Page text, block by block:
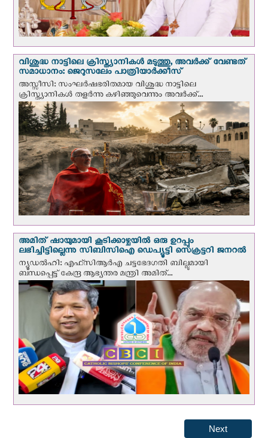
വിശുദ്ധ നാട്ടിലെ ക്രിസ്ത്യാനികൾ മടുത്തു, അവർക്ക് വേണ്ടത്
സമാധാനം: ജെറുസലേം പാത്രിയാര്‍ക്കീസ്
അസ്സീസി: സംഘര്‍ഷഭരിതമായ വിശുദ്ധ നാട്ടിലെ
ക്രിസ്ത്യാനികൾ തളര്‍ന്നു കഴിഞ്ഞുവെന്നും അവർക്ക്...
അമിത് ഷായുമായി കൂടിക്കാഴ്ചയില്‍ ഒരു ഉറപ്പും
ലഭിച്ചിട്ടില്ലെന്നു സിബിസിഐ ഡെപ്യൂട്ടി സെക്രട്ടറി ജനറല്‍
ന്യൂഡല്‍ഹി: എഫ്‌സിആര്‍എ ചട്ടഭേദഗതി ബില്ലുമായി
ബന്ധപ്പെട്ട് കേന്ദ്ര ആഭ്യന്തര മന്ത്രി അമിത്...
Next